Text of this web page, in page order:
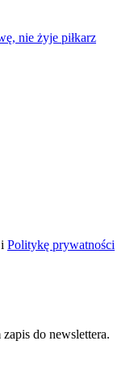
nie żyje piłkarz
i Politykę prywatności
do newslettera.